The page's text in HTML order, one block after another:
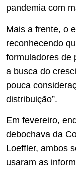
pandemia com
Mais a frente, o
reconhecendo
formuladores de
a busca do
pouca
distribuição”.
Em fevereiro,
debochava da
Loeffler, ambos
usaram as